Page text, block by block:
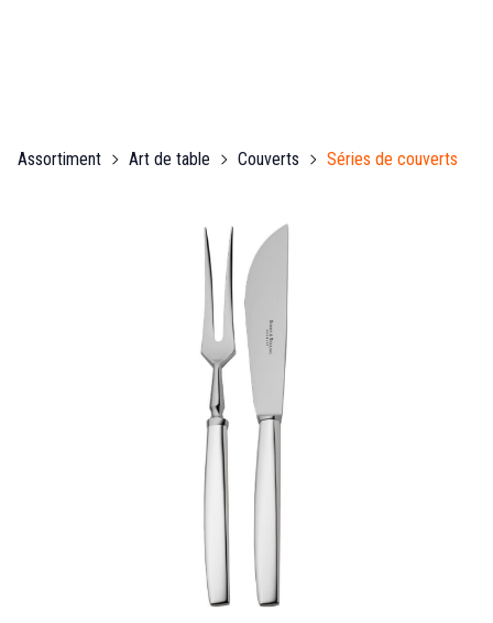
Assortiment Art de table Couverts Séries de couverts